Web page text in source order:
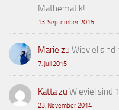
Mathematik!
13. September 2015
Marie zu Wieviel sind
7. Juli 2015
Kattazu Wieviel sind
23. November 2014